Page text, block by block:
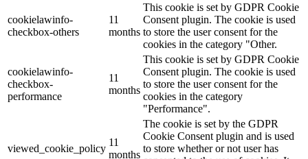
cookielawinfo-
checkbox-others
11
months
This cookie is set by GDPR Cookie
Consent plugin. The cookie is used
to store the user consent for the
cookies in the category "Other.
cookielawinfo-
checkbox-
performance
11
months
This cookie is set by GDPR Cookie
Consent plugin. The cookie is used
to store the user consent for the
cookies in the category
"Performance".
viewed_cookie_policy
11
months
The cookie is set by the GDPR
Cookie Consent plugin and is used
to store whether or not user has